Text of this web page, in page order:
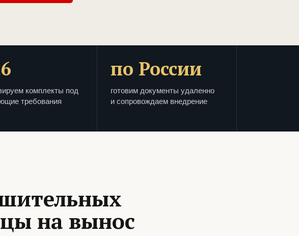
комплекты под
требования
по России
готовим документы удаленно
и сопровождаем внедрение
на вынос